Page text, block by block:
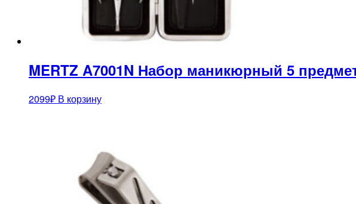
MERTZ A7001N Набор маникюрный 5
2099₽ В корзину